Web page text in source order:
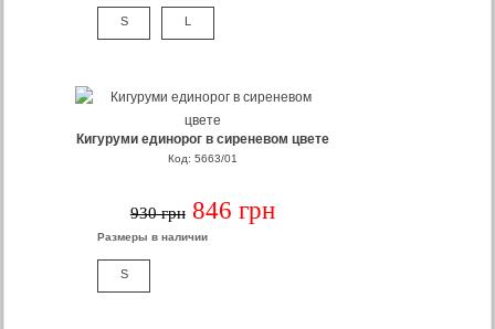
S L
Кигуруми единорог в сиреневом цвете
Код: 5663/01
930 грн 846 грн
Размеры в наличии
S